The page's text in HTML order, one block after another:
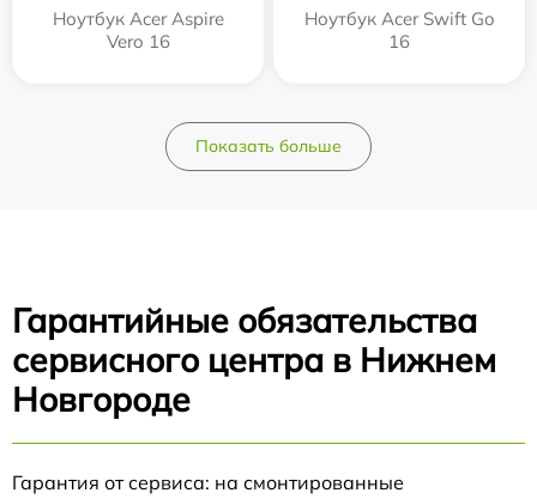
Ноутбук Acer Aspire
Vero 16
Ноутбук Acer Swift Go
16
Показать больше
Гарантийные обязательства
сервисного центра в Нижнем
Новгороде
Гарантия от сервиса: на смонтированные